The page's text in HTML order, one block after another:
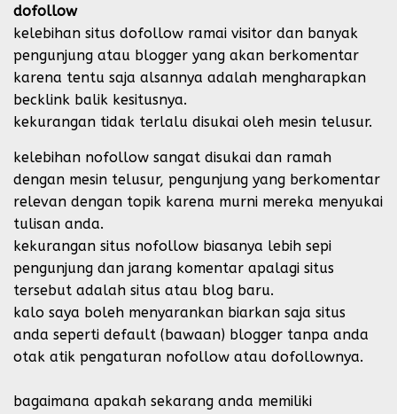
dofollow
kelebihan situs dofollow ramai visitor dan banyak
pengunjung atau blogger yang akan berkomentar
karena tentu saja alsannya adalah mengharapkan
becklink balik kesitusnya.
kekurangan tidak terlalu disukai oleh mesin telusur.
kelebihan nofollow sangat disukai dan ramah
dengan mesin telusur, pengunjung yang berkomentar
relevan dengan topik karena murni mereka menyukai
tulisan anda.
kekurangan situs nofollow biasanya lebih sepi
pengunjung dan jarang komentar apalagi situs
tersebut adalah situs atau blog baru.
kalo saya boleh menyarankan biarkan saja situs
anda seperti default (bawaan) blogger tanpa anda
otak atik pengaturan nofollow atau dofollownya.
bagaimana apakah sekarang anda memiliki